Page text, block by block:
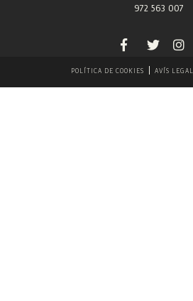
972 563 007
POLÍTICA DE COOKIES AVÍS LEGAL